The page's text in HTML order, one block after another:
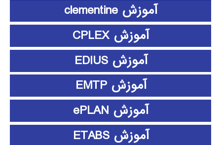
آموزش clementine
آموزش CPLEX
آموزش EDIUS
آموزش EMTP
آموزش ePLAN
آموزش ETABS